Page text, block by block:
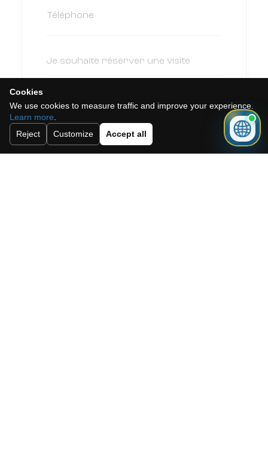
Cookies
We use cookies to measure traffic and improve your experience.
Learn more
Reject
Customize Accept all